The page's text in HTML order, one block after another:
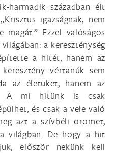
harmadik században élt
igazságnak, nem
magát.” Ezzel valóságos
a kereszténység
a hitét, hanem az
vértanúk sem
az életüket, hanem az
A mi hitünk is csak
és csak a vele való
azt a szívbéli örömet,
világban. De hogy a hit
először nekünk kell